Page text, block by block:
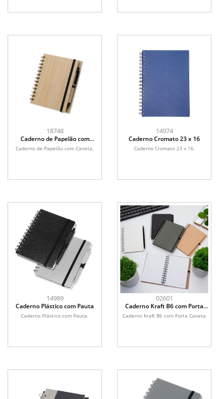
18748
Caderno de Papelão com
Caneta
Caderno de Papelão com Caneta.
14974
Caderno Cromato 23 x 16
Caderno Cromato 23 x 16.
14989
Caderno Plástico com Pauta
Caderno Plástico com Pauta.
02601
Caderno Kraft B6 com Porta
Caneta
Caderno Kraft B6 com Porta Caneta